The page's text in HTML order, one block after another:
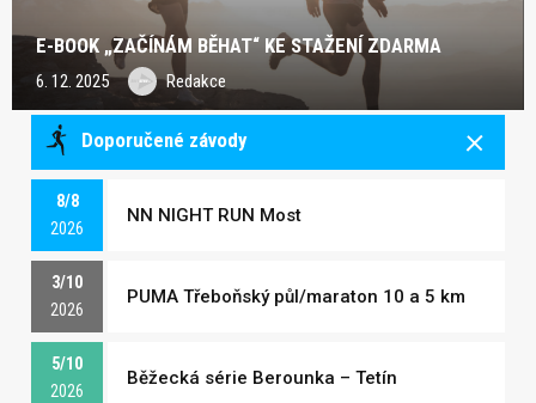
E-BOOK „ZAČÍNÁM BĚHAT“ KE STAŽENÍ ZDARMA
6. 12. 2025 Redakce
Doporučené závody
8/8
2026
NN NIGHT RUN Most
3/10
2026
PUMA Třeboňský půl/maraton 10 a 5 km
5/10
2026
Běžecká série Berounka – Tetín